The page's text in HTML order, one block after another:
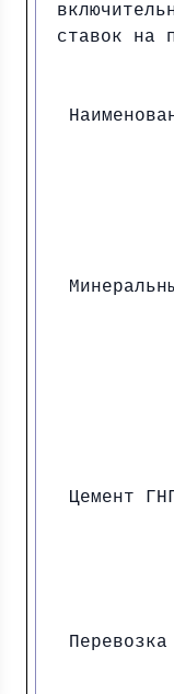
ставок на
Цемент